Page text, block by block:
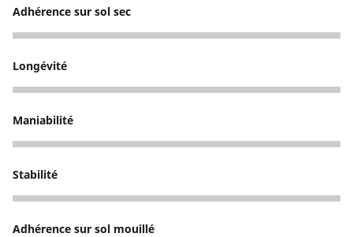
Adhérence sur sol sec
5
Longévité
5
Maniabilité
5
Stabilité
5
Adhérence sur sol mouillé